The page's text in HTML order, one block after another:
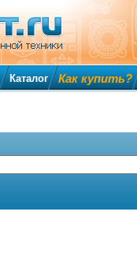
Каталог Как купить?